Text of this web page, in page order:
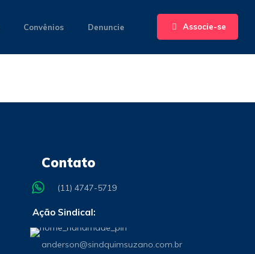
Convênios Denuncie Associe-se
Contato
(11) 4747-5719
Ação Sindical:
anderson@sindquimsuzano.com.br